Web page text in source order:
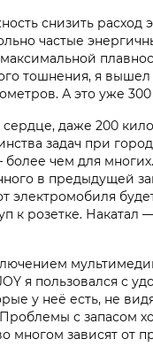
снизить расход
частые
тошнения, я вышел
А это уже
даже 200
задач при
более чем для
в предыдущей
электромобиля
к розетке. Накатал
я пользовался с
у неё есть, не
с запасом
многом зависят от